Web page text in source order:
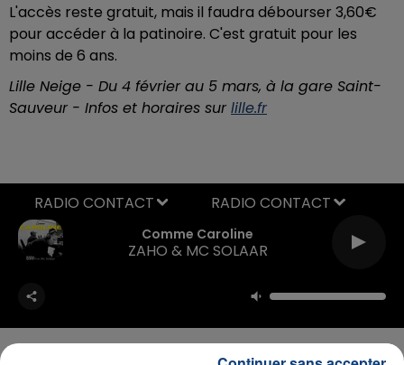
L'accès reste gratuit, mais il faudra débourser 3,60€
pour accéder à la patinoire. C'est gratuit pour les
moins de 6 ans.
Lille Neige - Du 4 février au 5 mars, à la gare Saint-
Sauveur - Infos et horaires sur lille.fr
Comme Caroline
ZAHO & MC SOLAAR
RADIO CONTACT